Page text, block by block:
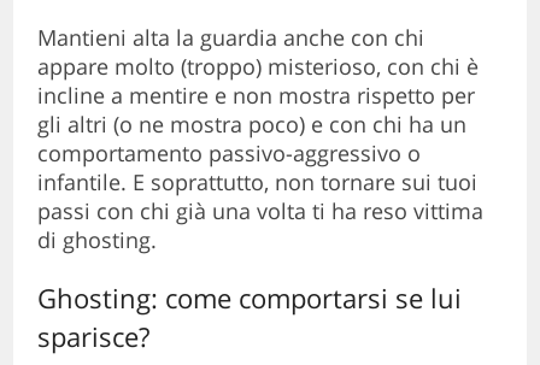
Mantieni alta la guardia anche con chi
appare molto (troppo) misterioso, con chi è
incline a mentire e non mostra rispetto per
gli altri (o ne mostra poco) e con chi ha un
comportamento passivo-aggressivo o
infantile. E soprattutto, non tornare sui tuoi
passi con chi già una volta ti ha reso vittima
di ghosting.
Ghosting: come comportarsi se lui
sparisce?